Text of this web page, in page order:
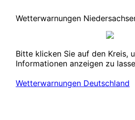
Wetterwarnungen
Bitte klicken Sie auf den Kreis,
Informationen anzeigen zu
Wetterwarnungen Deutschland